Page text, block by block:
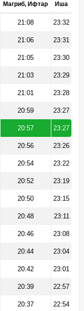
Магриб, Ифтар Иша
21:08 23:32
21:06 23:31
21:05 23:30
21:03 23:29
21:01 23:28
20:59 23:27
20:57 23:27
20:56 23:26
20:54 23:22
20:52 23:19
20:50 23:15
20:48 23:11
20:46 23:08
20:44 23:04
20:42 23:01
20:39 22:57
20:37 22:54